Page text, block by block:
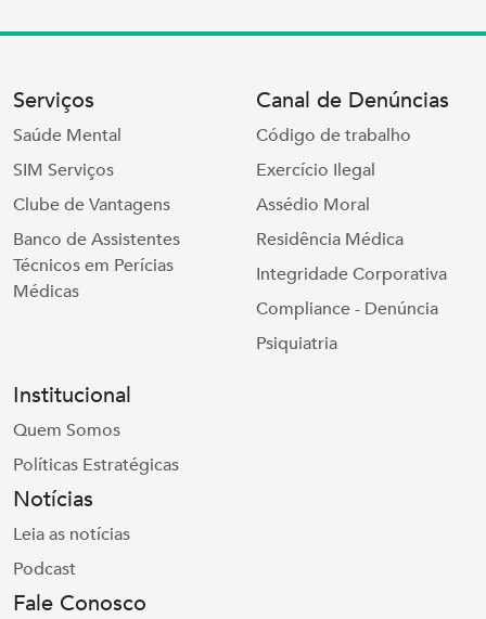
Serviços
Saúde Mental
SIM Serviços
Clube de Vantagens
Banco de Assistentes
Técnicos em Perícias
Médicas
Canal de Denúncias
Código de trabalho
Exercício Ilegal
Assédio Moral
Residência Médica
Integridade Corporativa
Compliance - Denúncia
Psiquiatria
Institucional
Quem Somos
Políticas Estratégicas
Notícias
Leia as notícias
Podcast
Fale Conosco